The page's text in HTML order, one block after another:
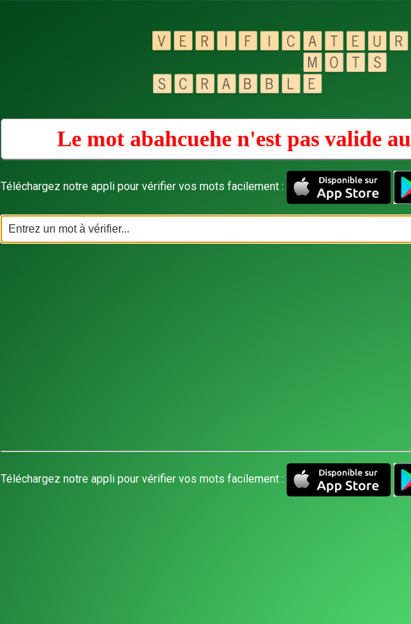
Le mot abahcuehe n'est pas valide au
Téléchargez notre appli pour vérifier vos mots facilement :
Téléchargez notre appli pour vérifier vos mots facilement :